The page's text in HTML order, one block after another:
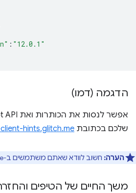
: "12.0.1"
הדגמה (דמו)
שלכם בכתובת hints.glitch.me
הערה: חשוב לוודא שאתם משתמשים ב-Chrome בגרסה 89 ואילך.
משך החיים של הטיפים